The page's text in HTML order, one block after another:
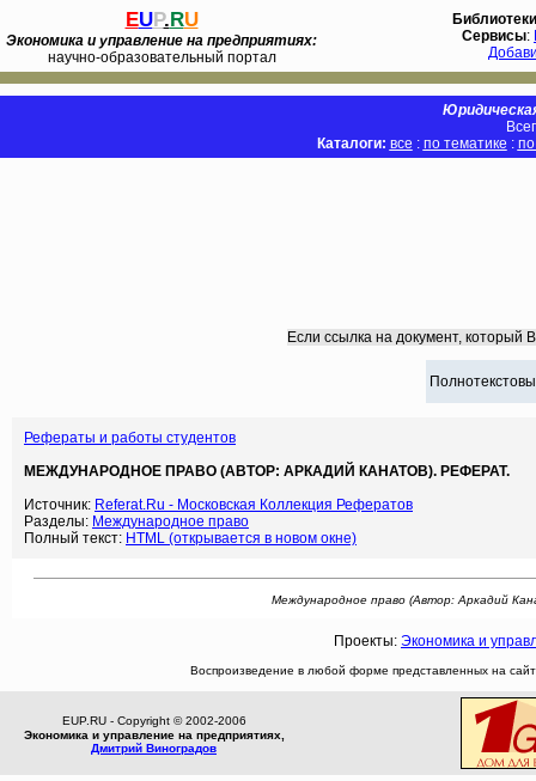
EUP.RU
Экономика и управление на предприятиях:
научно-образовательный портал
Библиотеки
Сервисы:
Каталоги: все : по тематике :
Если ссылка на документ, который
Рефераты и работы студентов
МЕЖДУНАРОДНОЕ ПРАВО (АВТОР: АРКАДИЙ КАНАТОВ). РЕФЕРАТ.
Источник: Referat.Ru - Московская Коллекция Рефератов
Разделы: Международное право
Полный текст: HTML (открывается в новом окне)
Международное право (Автор: Аркадий
Проекты: Экономика и
Воспроизведение в любой форме представленных на
EUP.RU - Copyright © 2002-2006
Экономика и управление на предприятиях,
Дмитрий Виноградов